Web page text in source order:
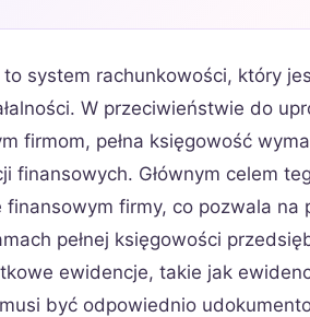
to system rachunkowości, który
W przeciwieństwie do
firmom, pełna księgowość
finansowych. Głównym celem
finansowym firmy, co pozwala
pełnej księgowości
ewidencje, takie jak
być odpowiednio